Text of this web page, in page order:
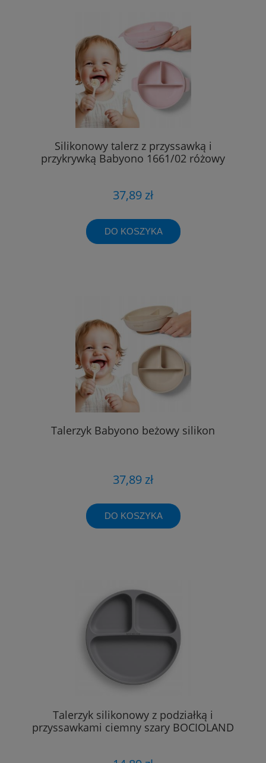
Silikonowy talerz z przyssawką i
przykrywką Babyono 1661/02 różowy
37,89 zł
DO KOSZYKA
Talerzyk Babyono beżowy silikon
37,89 zł
DO KOSZYKA
Talerzyk silikonowy z podziałką i
przyssawkami ciemny szary BOCIOLAND